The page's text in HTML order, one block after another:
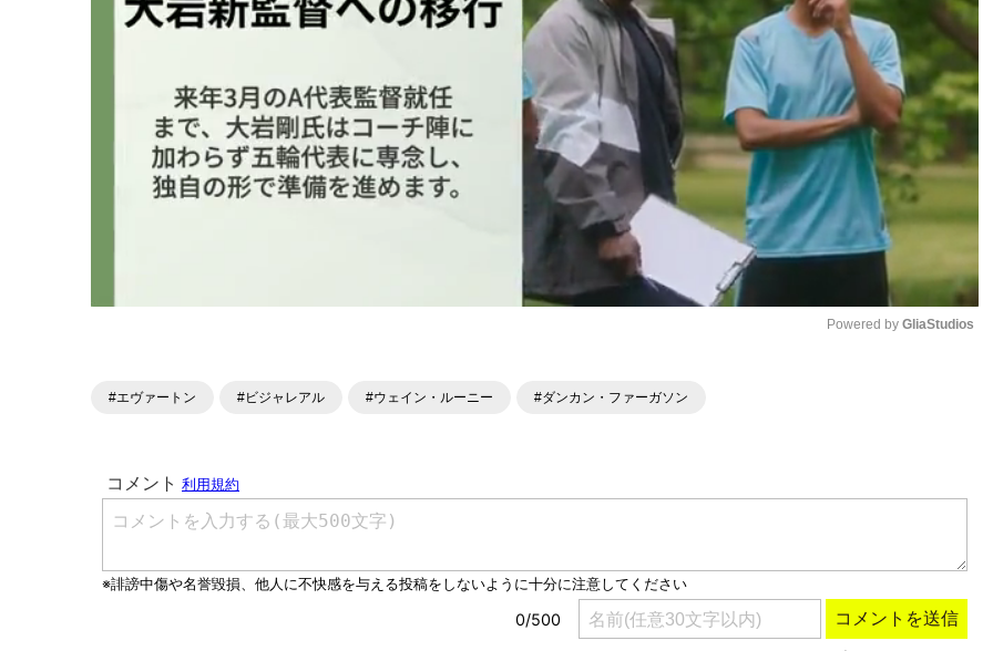
Powered by GliaStudios
#エヴァートン #ビジャレアル #ウェイン・ルーニー #ダンカン・ファーガソン